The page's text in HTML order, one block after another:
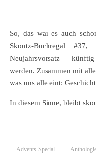
So, das war es auch
Skoutz-Buchregal
Neujahrsvorsatz –
werden. Zusammen mit
was uns alle eint:
In diesem Sinne, bleibt
Advents-Special Anthologie